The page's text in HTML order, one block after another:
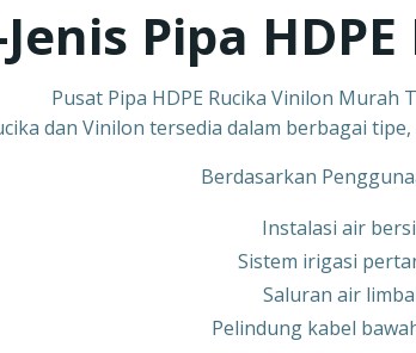
Jenis Pipa
Pusat Pipa HDPE Rucika Vinilon Murah
dan Vinilon tersedia dalam berbagai
Berdasarkan
Instalasi air
Sistem irigasi
Saluran air
Pelindung kabel